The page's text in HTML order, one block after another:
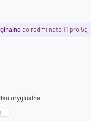
do redmi note 11 pro 5g
oryginalne